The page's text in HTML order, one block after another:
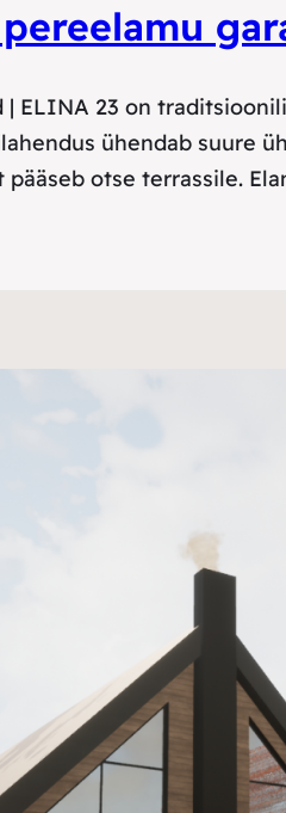
| ELINA 23 on
ühendab suure
otse terrassile.